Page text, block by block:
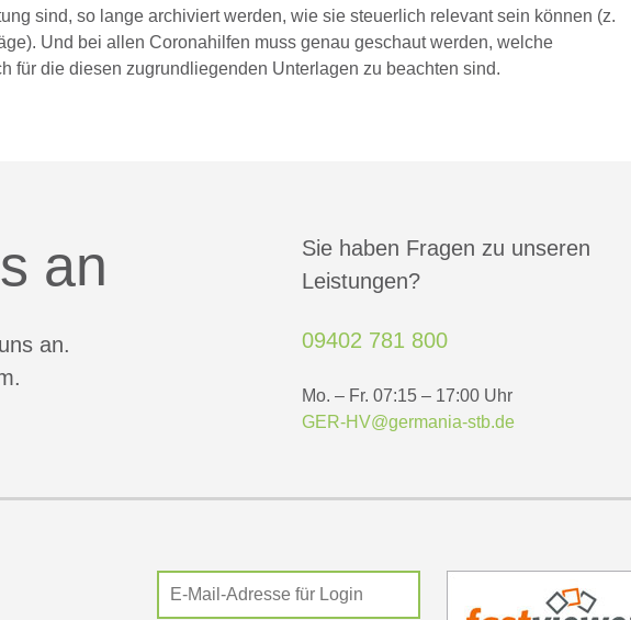
sind, so lange archiviert werden, wie sie steuerlich relevant sein können (z.
Und bei allen Coronahilfen muss genau geschaut werden, welche
für die diesen zugrundliegenden Unterlagen zu beachten sind.
an
an.
Sie haben Fragen zu unseren
Leistungen?
09402 781 800
Mo. – Fr. 07:15 – 17:00 Uhr
GER-HV@germania-stb.de